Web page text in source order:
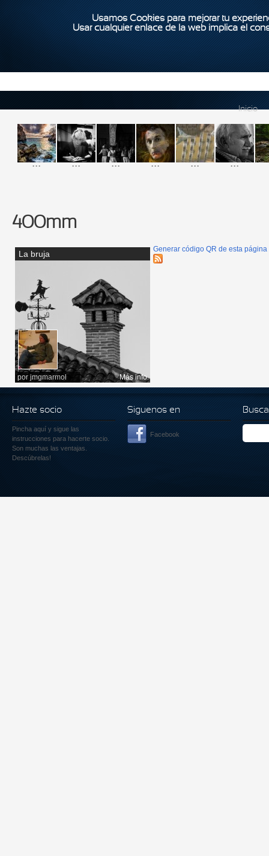
Usamos Cookies para mejorar tu
Usar cualquier enlace de la web implica el
Inicio
... ... ... ... ... ...
400mm
La bruja
por jmgmarmol Más info
Generar código QR de esta página
Hazte socio
Pincha aquí y sigue las
instrucciones para hacerte socio.
Son muchas las ventajas.
Descúbrelas!
Siguenos en
Facebook